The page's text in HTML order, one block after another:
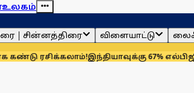
உலகம்
| சின்னத்திரை விளையாட்டு
இந்தியாவுக்கு 67% எல்பிஜி